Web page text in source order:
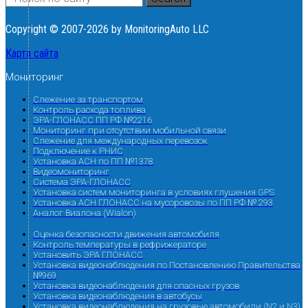
Copyright © 2007-2026 by MonitoringAuto LLC
Карта сайта
Мониторинг
Слежение за транспортом
Контроль расхода топлива
ЭРА-ГЛОНАСС ПП РФ №2216
Мониторинг при отсутствии мобильной связи
Слежение для международных перевозок
Подключение к РНИС
Установка АСН по ПП №1378
Видеомониторинг
Система ЭРА-ГЛОНАСС
Установка систем мониторинга в условиях глушения GPS
Установка АСН ГЛОНАСС на мусоровозы по ПП РФ № 293
Аналог Виалона (Wialon)
Оценка безопасности движения автомобиля
Контроль температуры в рефрижераторе
Установить ЭРА ГЛОНАСС
Установка видеонаблюдения по Постановлению Правительства
№969
Установка видеонаблюдения для опасных грузов
Установка видеонаблюдения в автобусы